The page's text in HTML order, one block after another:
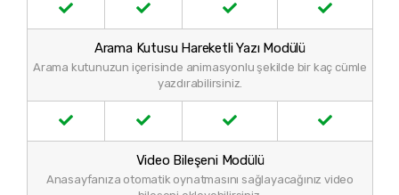
Arama Kutusu Hareketli Yazı Modülü
Arama kutunuzun içerisinde animasyonlu şekilde bir kaç cümle
yazdırabilirsiniz.
Video Bileşeni Modülü
Anasayfanıza otomatik oynatmasını sağlayacağınız video